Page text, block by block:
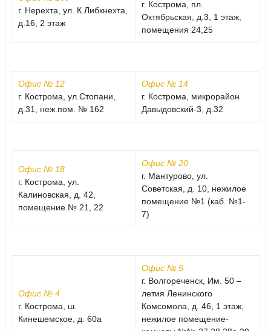
г. Нерехта, ул. К.Либкнехта,
д.16, 2 этаж
г. Кострома, пл.
Октябрьская, д.3, 1 этаж,
помещения 24,25
Офис № 12
г. Кострома, ул.Стопани,
д.31, неж.пом. № 162
Офис № 14
г. Кострома, микрорайон
Давыдовский-3, д.32
Офис № 18
г. Кострома, ул.
Калиновская, д. 42,
помещение № 21, 22
Офис № 20
г. Мантурово, ул.
Советская, д. 10, нежилое
помещение №1 (каб. №1-
7)
Офис № 4
г. Кострома, ш.
Кинешемское, д. 60а
Офис № 5
г. Волгореченск, Им. 50 –
летия Ленинского
Комсомола, д. 46, 1 этаж,
нежилое помещение-